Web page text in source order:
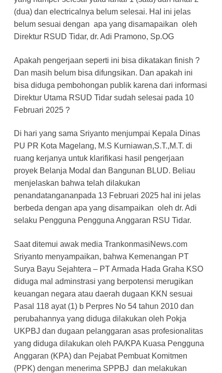
(dua) dan electricalnya belum selesai. Hal ini jelas
belum sesuai dengan apa yang disamapaikan oleh
Direktur RSUD Tidar, dr. Adi Pramono, Sp.OG
Apakah pengerjaan seperti ini bisa dikatakan finish ?
Dan masih belum bisa difungsikan. Dan apakah ini
bisa diduga pembohongan publik karena dari informasi
Direktur Utama RSUD Tidar sudah selesai pada 10
Februari 2025 ?
Di hari yang sama Sriyanto menjumpai Kepala Dinas
PU PR Kota Magelang, M.S Kurniawan,S.T.,M.T. di
ruang kerjanya untuk klarifikasi hasil pengerjaan
proyek Belanja Modal dan Bangunan BLUD. Beliau
menjelaskan bahwa telah dilakukan
penandatangananpada 13 Februari 2025 hal ini jelas
berbeda dengan apa yang disampaikan oleh dr. Adi
selaku Pengguna Pengguna Anggaran RSU Tidar.
Saat ditemui awak media TrankonmasiNews.com
Sriyanto menyampaikan, bahwa Kemenangan PT
Surya Bayu Sejahtera – PT Armada Hada Graha KSO
diduga mal adminstrasi yang berpotensi merugikan
keuangan negara atau daerah dugaan KKN sesuai
Pasal 118 ayat (1) b Perpres No 54 tahun 2010 dan
perubahannya yang diduga dilakukan oleh Pokja
UKPBJ dan dugaan pelanggaran asas profesionalitas
yang diduga dilakukan oleh PA/KPA Kuasa Pengguna
Anggaran (KPA) dan Pejabat Pembuat Komitmen
(PPK) dengan menerima SPPBJ dan melakukan